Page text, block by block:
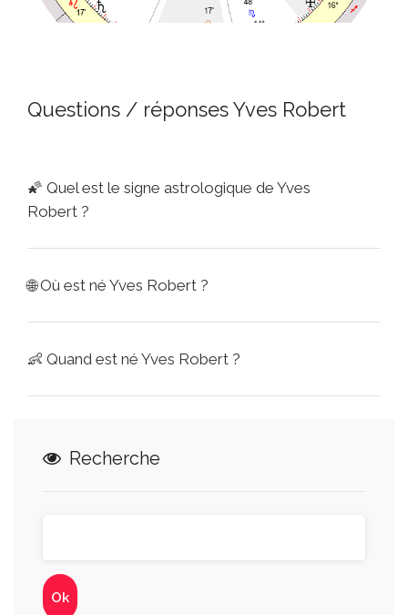
Questions / réponses Yves Robert
🌠 Quel est le signe astrologique de Yves
Robert ?
🌐Où est né Yves Robert ?
👶 Quand est né Yves Robert ?
Recherche